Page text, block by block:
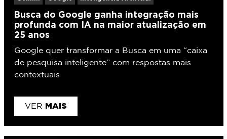
Busca do Google ganha integração mais
profunda com IA na maior atualização em
25 anos
Google quer transformar a Busca em uma “caixa
de pesquisa inteligente” com respostas mais
contextuais
VER MAIS